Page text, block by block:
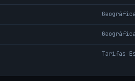
Geográfica
Geográfica
Tarifas